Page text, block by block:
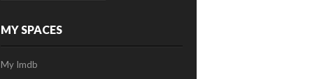
MY SPACES
My Imdb